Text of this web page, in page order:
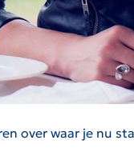
over waar je nu